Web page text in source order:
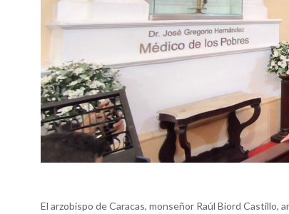
El arzobispo de Caracas, monseñor Raúl Biord Castillo,